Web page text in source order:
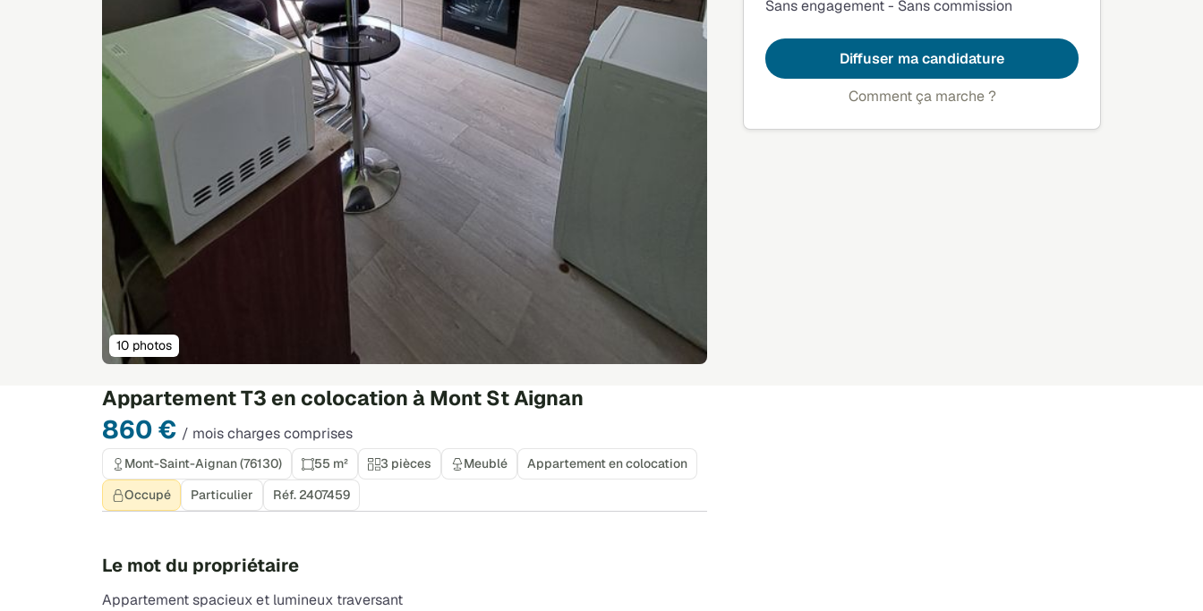
Appartement T3 en colocation à Mont St Aignan
860 € / mois charges comprises
10 photos
Mont-Saint-Aignan (76130) 55 m² 3 pièces Meublé
Appartement en colocation
Occupé
Particulier Réf. 2407459
Le mot du propriétaire
Appartement spacieux et lumineux traversant
Sans engagement - Sans commission
Diffuser ma candidature
Comment ça marche ?